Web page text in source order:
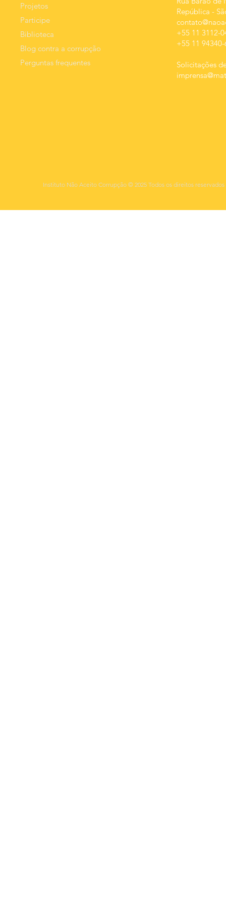
Projetos
Participe
Biblioteca
Blog contra a corrupção
Perguntas frequentes
República -
+55 11 3112-
+55 11
Solicitações
Instituto Não Aceito Corrupção © 2025 Todos os direitos